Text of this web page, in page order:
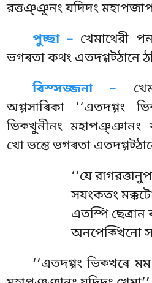
রত্তঞ্ঞূনং যদিদং
পুচ্ছা – খেমাথেরী
ভগৰতা কথং এতদগ্গট্ঠানে
ৰিস্সজ্জনা –
অগ্গসাৰিকা ‘‘এতদগ্গং
ভিক্খুনীনং মহাপঞ্ঞানং
খো ভন্তে ভগৰতা
‘‘যে
সযংকতং
এতম্পি ছেত্ৰান
অনপেক্খিনো
‘‘এতদগ্গংভিক্খৰে মম